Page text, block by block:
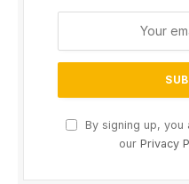
By signing up,
our Privacy